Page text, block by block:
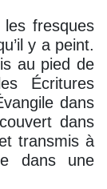
fresques
y a peint.
au pied de
Écritures
dans
dans
transmis à
dans une